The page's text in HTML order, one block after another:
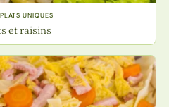
UNIQUES
et raisins